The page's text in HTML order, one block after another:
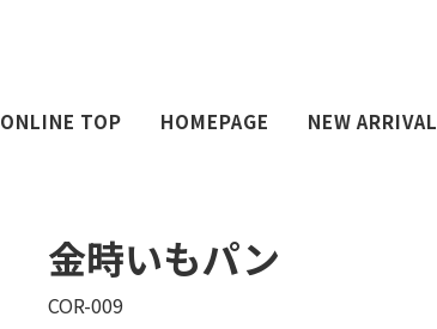
ONLINE TOP HOMEPAGE NEW ARRIVAL
金時いもパン
COR-009